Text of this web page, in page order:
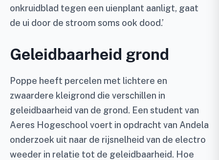
onkruidblad tegen een uienplant aanligt, gaat
de ui door de stroom soms ook dood.’
Geleidbaarheid grond
Poppe heeft percelen met lichtere en
zwaardere kleigrond die verschillen in
geleidbaarheid van de grond. Een student van
Aeres Hogeschool voert in opdracht van Andela
onderzoek uit naar de rijsnelheid van de electro
weeder in relatie tot de geleidbaarheid. Hoe